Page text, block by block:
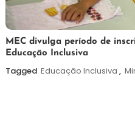
7
de
agosto
Maurilio
MEC divulga período de
Educação Inclusiva
Tagged Educação Inclusiva ,